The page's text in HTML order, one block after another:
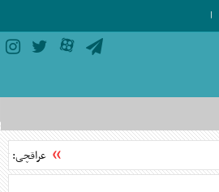
عراقچی: توافق با